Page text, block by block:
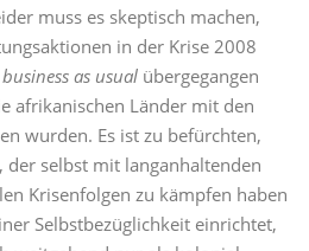
muss es skeptisch machen,
in der Krise 2008
business as usual übergegangen
afrikanischen Länder mit den
wurden. Es ist zu befürchten,
der selbst mit langanhaltenden
Krisenfolgen zu kämpfen haben
Selbstbezüglichkeit einrichtet,